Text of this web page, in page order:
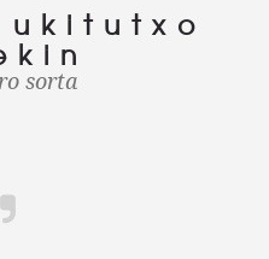
sorta